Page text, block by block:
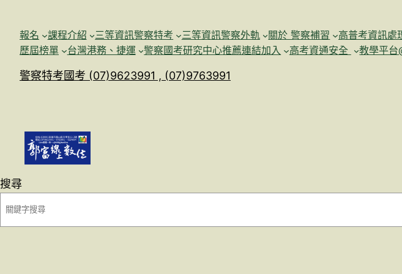
報名 課程介紹 三等資訊警察特考 三等資訊警察外軌 關於 警察補習 高普考資訊處
歷屆榜單
台灣港務、捷運 警察國考研究中心推薦連結加入 高考資通安全 教學平
警察特考國考 (07)9623991 , (07)9763991
搜尋